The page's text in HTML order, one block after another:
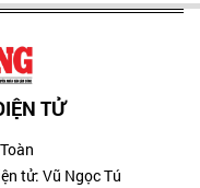
TỬ
tử: Vũ Ngọc Tú